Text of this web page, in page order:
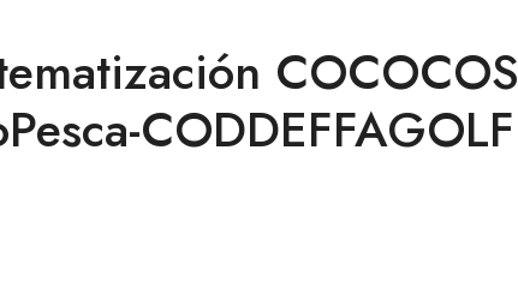
COCOCOS_
CODDEFFAGOLF